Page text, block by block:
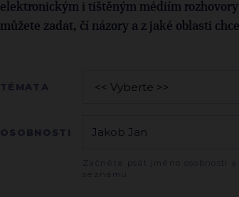
elektronickým i tištěným médiím
můžete zadat, čí názory a z jaké oblasti
TÉMATA
OSOBNOSTI